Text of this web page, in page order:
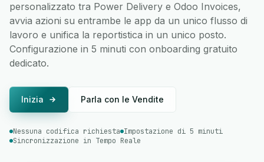
personalizzato tra Power Delivery e Odoo Invoices,
avvia azioni su entrambe le app da un unico flusso di
lavoro e unifica la reportistica in un unico posto.
Configurazione in 5 minuti con onboarding gratuito
dedicato.
Inizia Parla con le Vendite
Nessuna codifica richiesta Impostazione di 5 minuti
Sincronizzazione in Tempo Reale